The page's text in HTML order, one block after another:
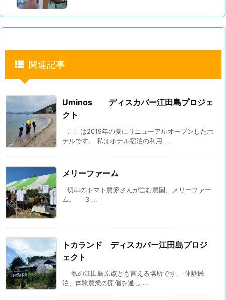
関連記事
Uminos ディスカバー江田島プロジェ
クト
ここは2019年の夏にリニューアルオープンしたホ
テルです。 私はホテル宿泊の利用 ...
メリーファーム
切串のトマト農家さんが営む農園、メリーファー
ム。 3 ...
トカランド ディスカバー江田島プロジ
ェクト
私の江田島原点とも言える場所です。 体験民
泊、体験農業の開催を通し ...